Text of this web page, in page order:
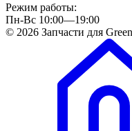
Режим работы:
Пн-Вс 10:00—19:00
© 2026 Запчасти для